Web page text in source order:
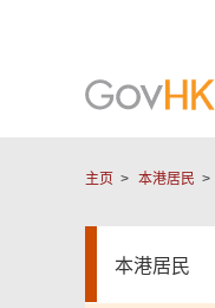
主页 本港居民
本港居民